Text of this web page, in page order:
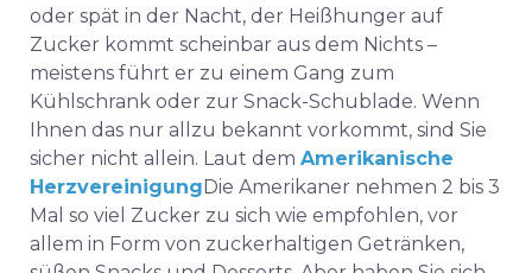
oder spät in der Nacht, der Heißhunger auf
Zucker kommt scheinbar aus dem Nichts –
meistens führt er zu einem Gang zum
Kühlschrank oder zur Snack-Schublade. Wenn
Ihnen das nur allzu bekannt vorkommt, sind Sie
sicher nicht allein. Laut dem Amerikanische
HerzvereinigungDie Amerikaner nehmen 2 bis 3
Mal so viel Zucker zu sich wie empfohlen, vor
allem in Form von zuckerhaltigen Getränken,